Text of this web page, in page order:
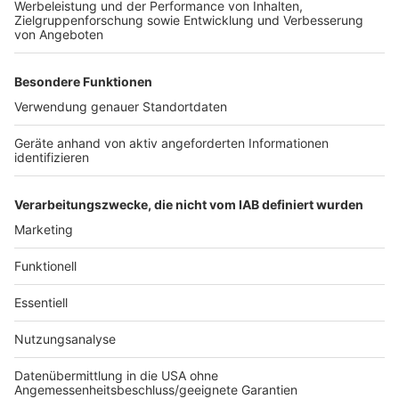
Anzeige
Was macht ihr, um Energie zu sparen?
Anzeige
Anzeige